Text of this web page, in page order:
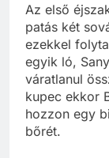
Az első
patás két
ezekkel
egyik ló,
váratlanul
kupec ekkor
hozzon egy
bőrét.